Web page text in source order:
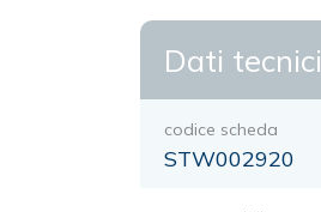
Dati tecnici
codice scheda
STW002920